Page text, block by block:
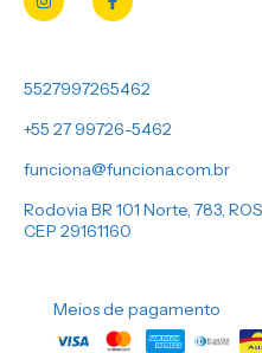
5527997265462
+55 27 99726-5462
funciona@funciona.com.br
Rodovia BR 101 Norte, 783,
CEP 29161160
Meios de pagamento